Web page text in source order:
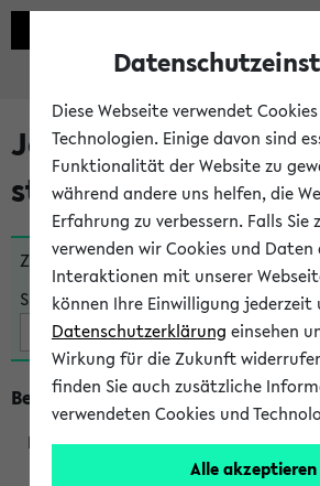
Jetzt und in Kürze
stattfindende
Zu viele Veranstaltungen?Fakultät
Suche:
Beginn um 9 Uhr
Diese Webseite verwendet
Technologien. Einige davon sind
Funktionalität der Website zu
während andere uns helfen, die
Erfahrung zu verbessern. Falls Sie
verwenden wir Cookies und
Interaktionen mit unserer
können Ihre Einwilligung jederzeit
Datenschutzerklärung einsehen
Wirkung für die Zukunft
finden Sie auch zusätzliche
verwendeten Cookies und
Alle akzeptieren